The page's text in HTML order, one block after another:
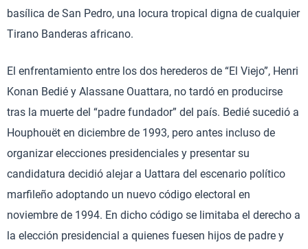
basílica de San Pedro, una locura tropical digna de cualquier
Tirano Banderas africano.
El enfrentamiento entre los dos herederos de “El Viejo”, Henri
Konan Bedié y Alassane Ouattara, no tardó en producirse
tras la muerte del “padre fundador” del país. Bedié sucedió a
Houphouët en diciembre de 1993, pero antes incluso de
organizar elecciones presidenciales y presentar su
candidatura decidió alejar a Uattara del escenario político
marfileño adoptando un nuevo código electoral en
noviembre de 1994. En dicho código se limitaba el derecho a
la elección presidencial a quienes fuesen hijos de padre y